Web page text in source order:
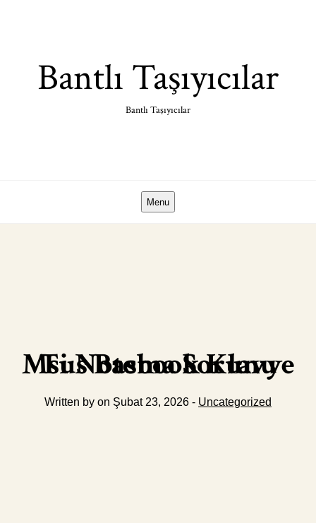
Bantlı Taşıyıcılar
Bantlı Taşıyıcılar
Menu
Msi Notebook Klavye Tus Basma Sorunu
Written by on Şubat 23, 2026 - Uncategorized